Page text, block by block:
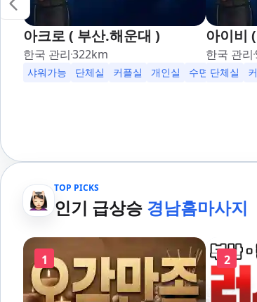
아크로 ( 부산.해운대 )
한국 관리322km
샤워가능 단체실 커플실 개인실 수면가능 무
아이비
한국 관리
단체실
TOP PICKS
인기 급상승 경남홈마사지
1 2